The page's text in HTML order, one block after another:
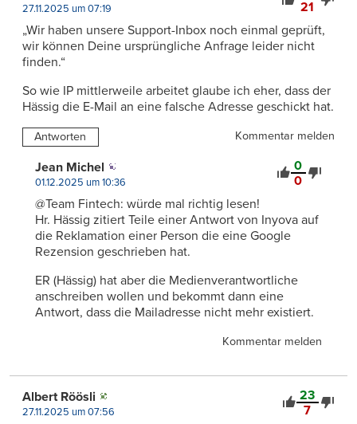
21
27.11.2025 um 07:19
„Wir haben unsere Support-Inbox noch einmal geprüft,
wir können Deine ursprüngliche Anfrage leider nicht
finden.“
So wie IP mittlerweile arbeitet glaube ich eher, dass der
Hässig die E-Mail an eine falsche Adresse geschickt hat.
Antworten Kommentar melden
0
0
Jean Michel
01.12.2025 um 10:36
@Team Fintech: würde mal richtig lesen!
Hr. Hässig zitiert Teile einer Antwort von Inyova auf
die Reklamation einer Person die eine Google
Rezension geschrieben hat.
ER (Hässig) hat aber die Medienverantwortliche
anschreiben wollen und bekommt dann eine
Antwort, dass die Mailadresse nicht mehr existiert.
Kommentar melden
23
7
Albert Röösli
27.11.2025 um 07:56